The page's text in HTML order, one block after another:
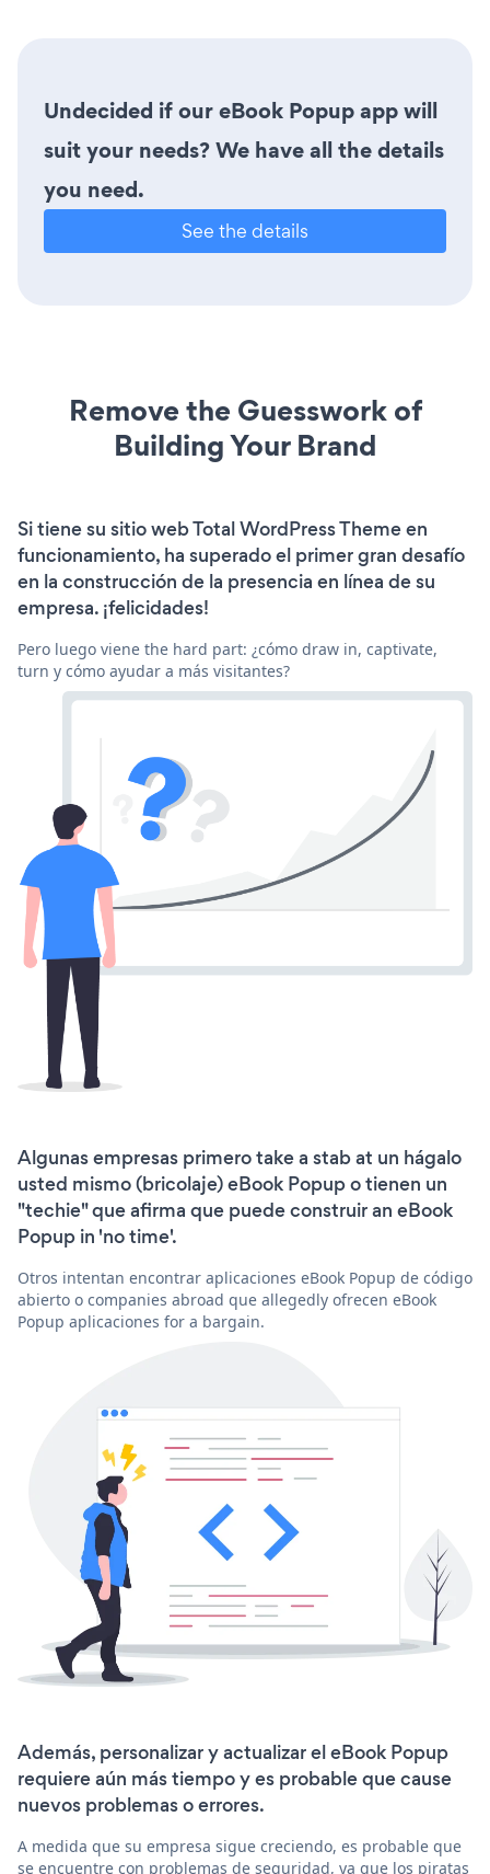
Undecided if our eBook Popup app will
suit your needs? We have all the details
you need.
See the details
Remove the Guesswork of
Building Your Brand
Si tiene su sitio web Total WordPress Theme en
funcionamiento, ha superado el primer gran desafío
en la construcción de la presencia en línea de su
empresa. ¡felicidades!
Pero luego viene the hard part: ¿cómo draw in, captivate,
turn y cómo ayudar a más visitantes?
Algunas empresas primero take a stab at un hágalo
usted mismo (bricolaje) eBook Popup o tienen un
"techie" que afirma que puede construir an eBook
Popup in 'no time'.
Otros intentan encontrar aplicaciones eBook Popup de código
abierto o companies abroad que allegedly ofrecen eBook
Popup aplicaciones for a bargain.
Además, personalizar y actualizar el eBook Popup
requiere aún más tiempo y es probable que cause
nuevos problemas o errores.
A medida que su empresa sigue creciendo, es probable que
se encuentre con problemas de seguridad, ya que los piratas